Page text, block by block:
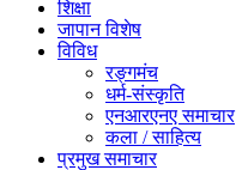
शिक्षा
जापान विशेष
विविध
रङ्गमंच
धर्म-संस्कृति
एनआरएनए समाचार
कला / साहित्य
प्रमुख समाचार